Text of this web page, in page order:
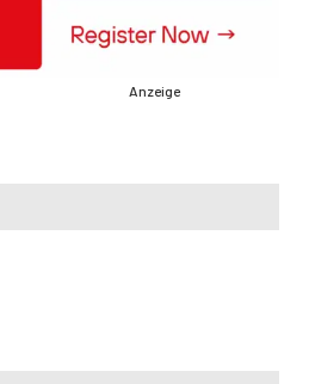
Anzeige